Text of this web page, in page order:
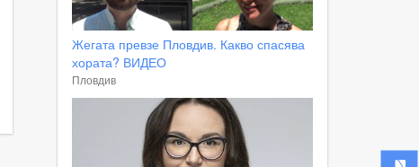
Жегата превзе Пловдив. Какво спасява
хората? ВИДЕО
Пловдив